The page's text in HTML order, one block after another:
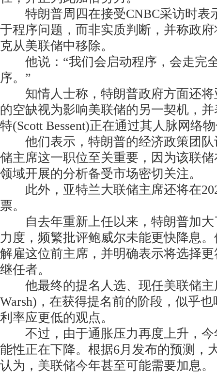
特朗普周四在接受CNBC采访时表
于程序问题，而非实质判断，并称政
克从美联储中移除。
他说：“我们会启动程序，会走完
序。”
知情人士称，特朗普政府方面还将
的空缺视为影响美联储的另一契机，
特(Scott Bessent)正在通过其人脉网络
他们表示，特朗普的经济政策团队
储主席这一职位至关重要，因为该联
领域开展的分析备受市场密切关注。
此外，亚特兰大联储主席还将在
票。
自去年重新上任以来，特朗普加大
力度，频繁批评鲍威尔未能更快降息
解雇这位前主席，并明确表示将选择
继任者。
他最终的提名人选、现任美联储主
Warsh)，在获得提名前的阶段，似乎
利率应更低的观点。
不过，由于通胀压力再度上升，今
能性正在下降。根据6月发布的预测，
认为，美联储今年甚至可能需要加息。